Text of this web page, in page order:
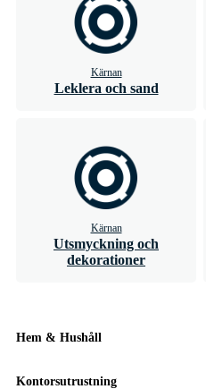
Kärnan
Leklera och sand
Kärnan
Utsmyckning och
dekorationer
Hem & Hushåll
Kontorsutrustning